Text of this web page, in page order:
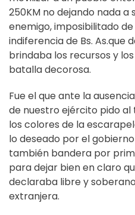
250KM no dejando nada a
enemigo, imposibilitado
indiferencia de Bs. As.que
brindaba los recursos y
batalla decorosa.
Fue el que ante la
de nuestro ejército pido
los colores de la
lo deseado por el
también bandera por
para dejar bien en claro
declaraba libre y
extranjera.